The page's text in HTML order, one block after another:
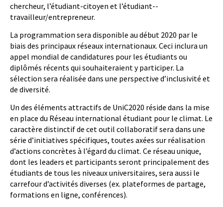
chercheur, l’étudiant-­citoyen et l’étudiant-­
travailleur/entrepreneur.
La programmation sera disponible au début 2020 par le
biais des principaux réseaux internationaux. Ceci inclura un
appel mondial de candidatures pour les étudiants ou
diplômés récents qui souhaiteraient y participer. La
sélection sera réalisée dans une perspective d’inclusivité et
de diversité.
Un des éléments attractifs de UniC2020 réside dans la mise
en place du Réseau international étudiant pour le climat. Le
caractère distinctif de cet outil collaboratif sera dans une
série d’initiatives spécifiques, toutes axées sur réalisation
d’actions concrètes à l’égard du climat. Ce réseau unique,
dont les leaders et participants seront principalement des
étudiants de tous les niveaux universitaires, sera aussi le
carrefour d’activités diverses (ex. plateformes de partage,
formations en ligne, conférences).